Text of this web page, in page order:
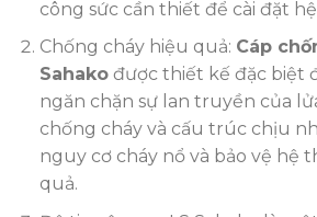
công sức cần thiết để cài đặt
Chống cháy hiệu quả: Cáp
Sahakođược thiết kế đặc biệt
ngăn chặn sự lan truyền của
chống cháy và cấu trúc chịu
nguy cơ cháy nổ và bảo vệ hệ
quả.